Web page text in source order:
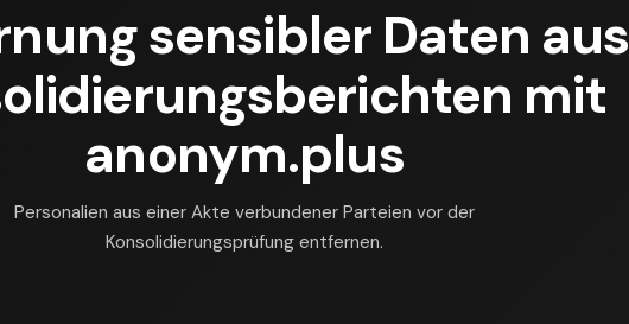
sensibler Daten aus
mit
anonym.plus
Personalien aus einer Akte verbundener Parteien vor der
Konsolidierungsprüfung entfernen.